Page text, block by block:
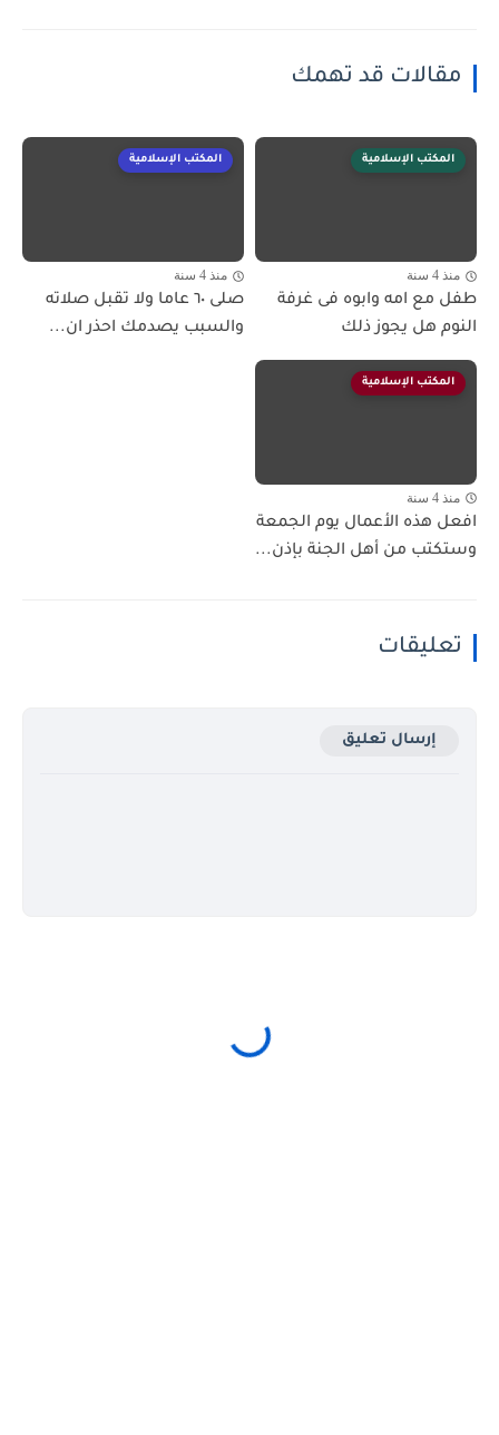
مقالات قد تهمك
المكتب الإسلامية
منذ 4 سنة
طفل مع امه وابوه فى غرفة
النوم هل يجوز ذلك
المكتب الإسلامية
منذ 4 سنة
صلى ٦٠ عاما ولا تقبل صلاته
والسبب يصدمك احذر ان...
المكتب الإسلامية
منذ 4 سنة
افعل هذه الأعمال يوم الجمعة
وستكتب من أهل الجنة بإذن...
تعليقات
إرسال تعليق